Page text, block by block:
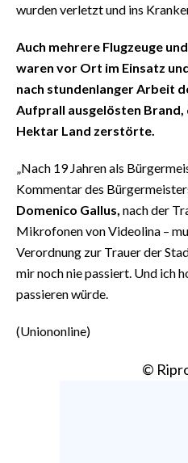
wurden verletzt und ins
Auch mehrere Flugzeuge
waren vor Ort im Einsatz
nach stundenlanger Arbeit
Aufprall ausgelösten Brand,
Hektar Land zerstörte.
„Nach 19 Jahren als
Kommentar des
Domenico Gallus, nach der
Mikrofonen von Videolina –
Verordnung zur Trauer der
mir noch nie passiert. Und ich
passieren würde.
(Uniononline)
©